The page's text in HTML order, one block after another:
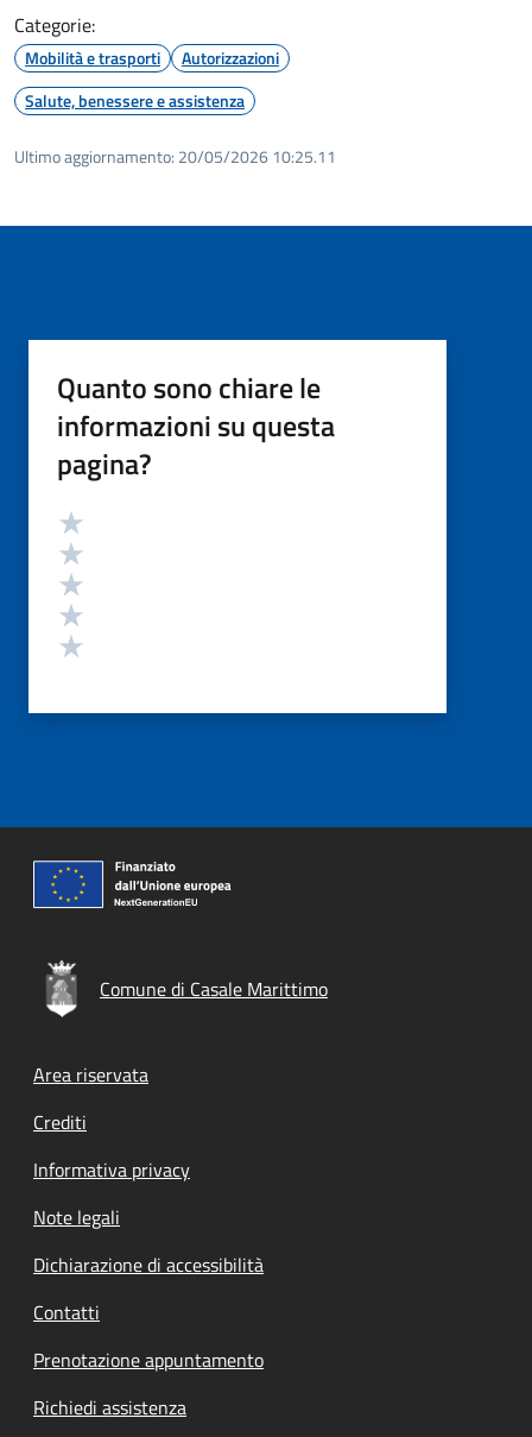
Categorie:
Mobilità e trasporti
Autorizzazioni
Salute, benessere e assistenza
Ultimo aggiornamento: 20/05/2026 10:25.11
Quanto sono chiare le
informazioni su questa
pagina?
Valutazione
Comune di Casale Marittimo
Footer menu
Area riservata
Crediti
Informativa privacy
Note legali
Dichiarazione di accessibilità
Contatti
Prenotazione appuntamento
Richiedi assistenza